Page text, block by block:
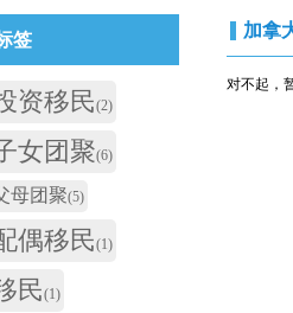
加拿
对不起，
签
资移民(2)
女团聚(6)
母团聚(5)
偶移民(1)
民(1)